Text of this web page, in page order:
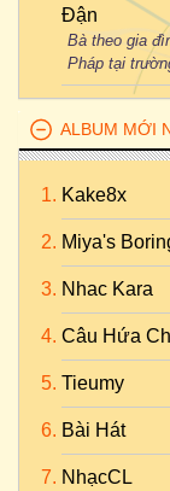
Đận
Bà theo gia
Pháp tại
ALBUM MỚI
Kake8x
Miya's
Nhac Kara
Câu Hứa
Tieumy
Bài Hát
NhạcCL